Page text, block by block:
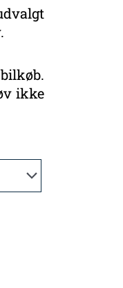
ikke